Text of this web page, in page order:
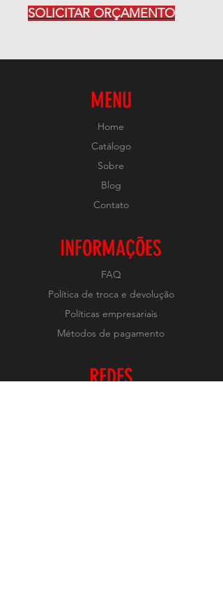
SOLICITAR ORÇAMENTO
MENU
Home
Catálogo
Sobre
Blog
Contato
INFORMAÇÕES
FAQ
Política de troca e devolução
Políticas empresariais
Métodos de pagamento
REDES